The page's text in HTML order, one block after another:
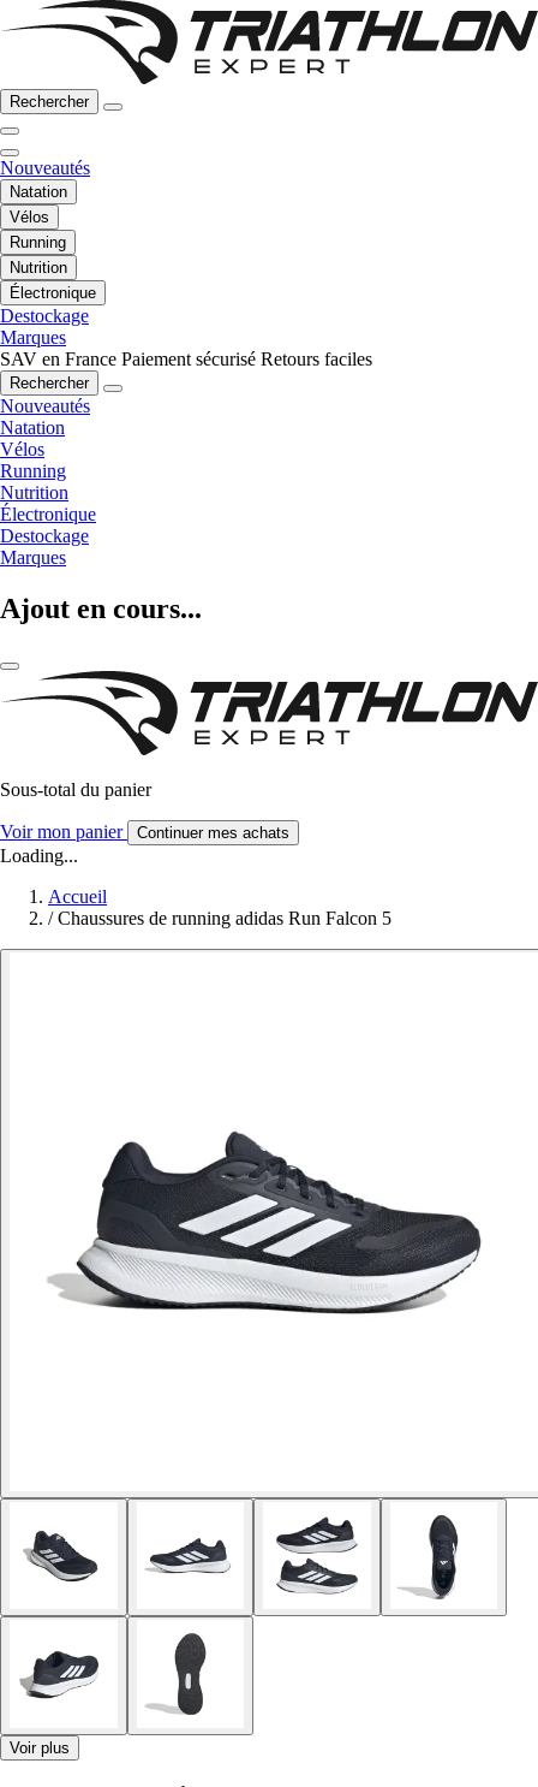
Rechercher
Nouveautés
Natation
Vélos
Running
Nutrition
Électronique
Destockage
Marques
SAV en France Paiement sécurisé Retours faciles
Rechercher
Nouveautés
Natation
Vélos
Running
Nutrition
Électronique
Destockage
Marques
Ajout en cours...
Sous-total du panier
Voir mon panier Continuer mes achats
Loading...
Accueil
/ Chaussures de running adidas Run Falcon 5
Voir plus